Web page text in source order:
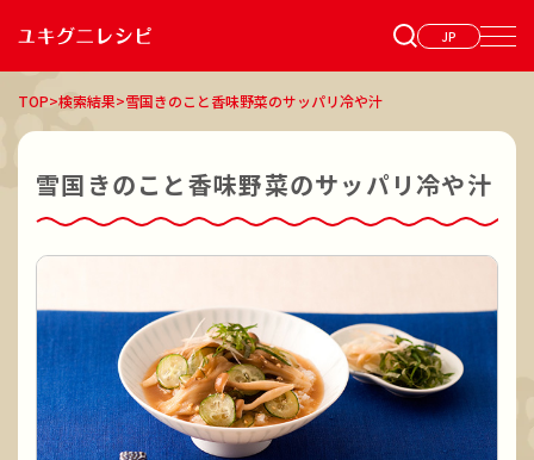
JP
TOP>検索結果>雪国きのこと香味野菜のサッパリ冷や汁
雪国きのこと香味野菜のサッパリ冷や汁